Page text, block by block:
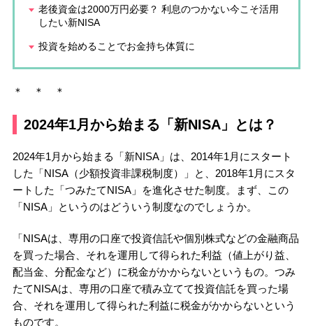
老後資金は2000万円必要？ 利息のつかない今こそ活用
したい新NISA
投資を始めることでお金持ち体質に
＊ ＊ ＊
2024年1月から始まる「新NISA」とは？
2024年1月から始まる「新NISA」は、2014年1月にスタート
した「NISA（少額投資非課税制度）」と、2018年1月にスタ
ートした「つみたてNISA」を進化させた制度。まず、この
「NISA」というのはどういう制度なのでしょうか。
「NISAは、専用の口座で投資信託や個別株式などの金融商品
を買った場合、それを運用して得られた利益（値上がり益、
配当金、分配金など）に税金がかからないというもの。つみ
たてNISAは、専用の口座で積み立てて投資信託を買った場
合、それを運用して得られた利益に税金がかからないという
ものです。